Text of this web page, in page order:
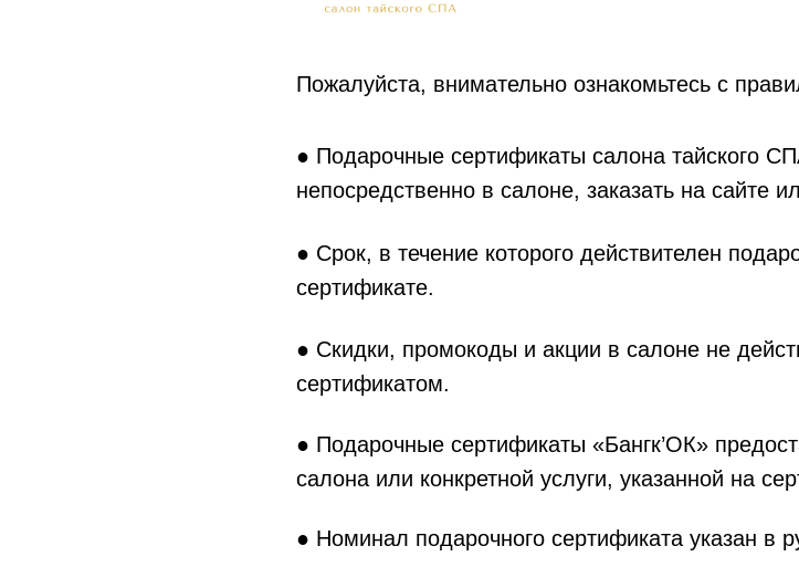
Пожалуйста, внимательно ознакомьтесь с
● Подарочные сертификаты салона тайского
непосредственно в салоне, заказать на сайте
● Срок, в течение которого действителен
сертификате.
● Скидки, промокоды и акции в салоне не
сертификатом.
● Подарочные сертификаты «Бангк’ОК»
салона или конкретной услуги, указанной на
● Номинал подарочного сертификата указан в